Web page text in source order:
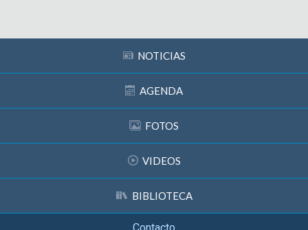
NOTICIAS
AGENDA
FOTOS
VIDEOS
BIBLIOTECA